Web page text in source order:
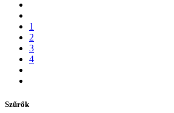
1
2
3
4
Szűrők